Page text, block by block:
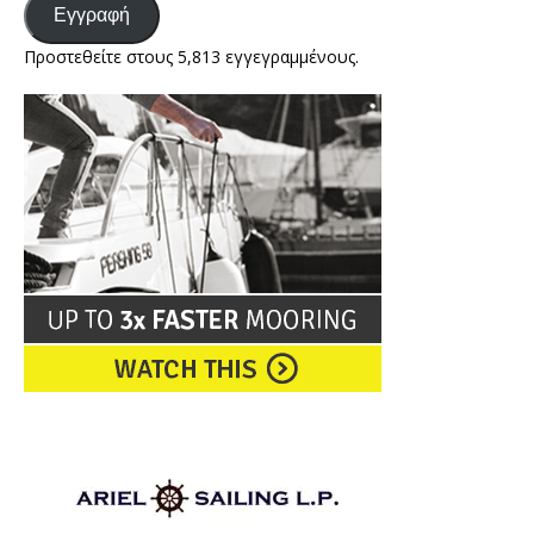
Εγγραφή
Προστεθείτε στους 5,813 εγγεγραμμένους.